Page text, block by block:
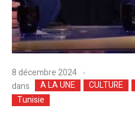
8 décembre 2024
dans
A LA UNE CULTURE
Tunisie